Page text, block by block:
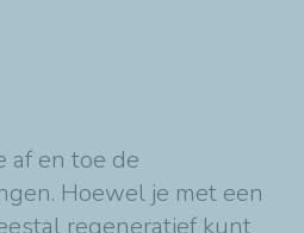
af en toe de
Hoewel je met een
regeneratief kunt